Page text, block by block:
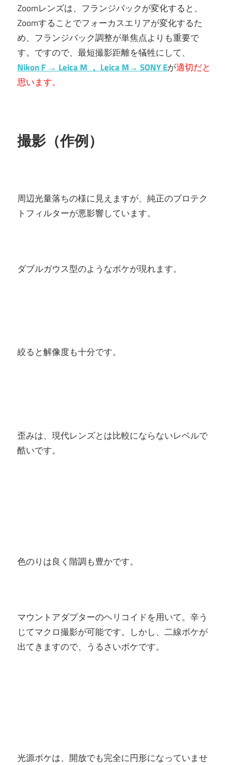
Zoomレンズは、フランジバックが変化すると、
Zoomすることでフォーカスエリアが変化するた
め、フランジバック調整が単焦点よりも重要で
す。ですので、最短撮影距離を犠牲にして、
Nikon F → Leica M ， Leica M→ SONY Eが適切だと
思います。
撮影（作例）
周辺光量落ちの様に見えますが、純正のプロテク
トフィルターが悪影響しています。
ダブルガウス型のようなボケが現れます。
絞ると解像度も十分です。
歪みは、現代レンズとは比較にならないレベルで
酷いです。
色のりは良く階調も豊かです。
マウントアダプターのヘリコイドを用いて。辛う
じてマクロ撮影が可能です。しかし、二線ボケが
出てきますので、うるさいボケです。
光源ボケは、開放でも完全に円形になっていませ